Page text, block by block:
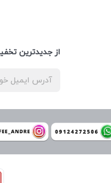
از جدیدترین